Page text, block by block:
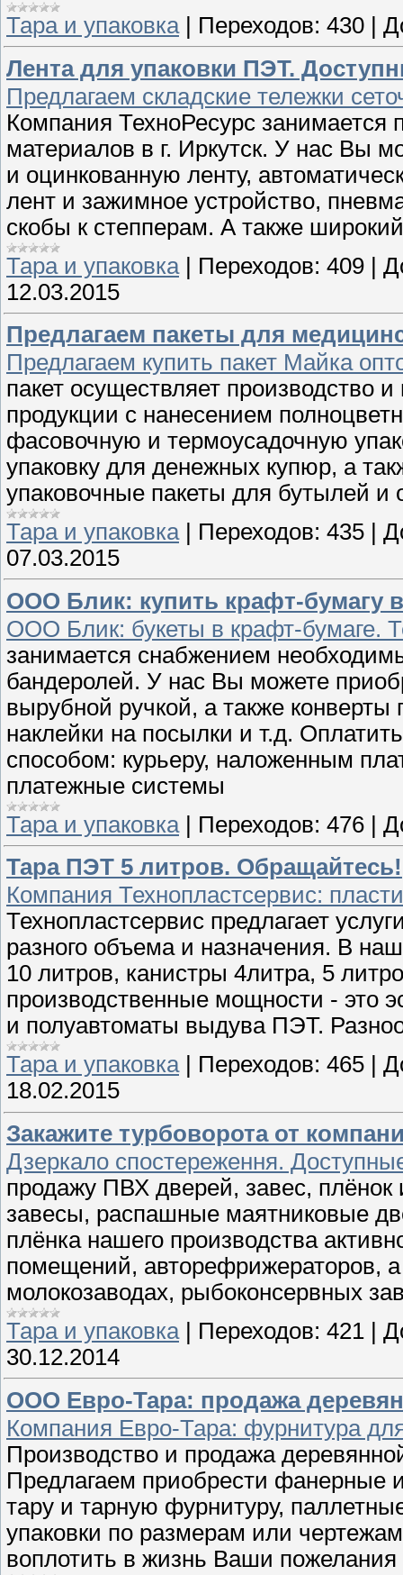
Тара и упаковка| Переходов: 430
Лента для упаковки ПЭТ.
Предлагаем складские тележки
Компания ТехноРесурс занимается
материалов в г. Иркутск. У нас Вы
и оцинкованную ленту,
лент и зажимное устройство,
скобы к степперам. А также
Тара и упаковка | Переходов: 409 |
12.03.2015
Предлагаем пакеты для
Предлагаем купить пакет Майка
пакет осуществляет производство
продукции с нанесением
фасовочную и термоусадочную
упаковку для денежных купюр, а
упаковочные пакеты для бутылей
Тара и упаковка| Переходов: 435
07.03.2015
ООО Блик: купить крафт-бумагу
ООО Блик: букеты в крафт-бумаге.
занимается снабжением
бандеролей. У нас Вы можете
вырубной ручкой, а также
наклейки на посылки и т.д.
способом: курьеру, наложенным
платежные системы
Тара и упаковка| Переходов: 476
Тара ПЭТ 5 литров. Обращайтесь!
Компания Технопластсервис:
Технопластсервис предлагает
разного объема и назначения. В
10 литров, канистры 4литра, 5
производственные мощности - это
и полуавтоматы выдува ПЭТ.
Тара и упаковка| Переходов: 465
18.02.2015
Закажите турбоворота от
Дзеркало спостереження.
продажу ПВХ дверей, завес,
завесы, распашные маятниковые
плёнка нашего производства
помещений, авторефрижераторов,
молокозаводах, рыбоконсервных
Тара и упаковка| Переходов: 421
30.12.2014
ООО Евро-Тара: продажа
Компания Евро-Тара: фурнитура
Производство и продажа
Предлагаем приобрести фанерные
тару и тарную фурнитуру,
упаковки по размерам или
воплотить в жизнь Ваши